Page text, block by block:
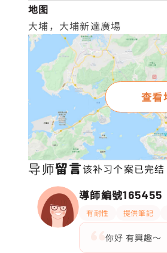
地图
大埔，大埔新達廣場
查看
导师留言该补习个案已完结
導師編號165455
有耐性 提供筆記
你好 有興趣～